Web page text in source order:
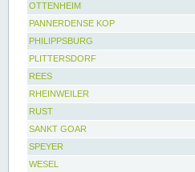
OTTENHEIM
PANNERDENSE KOP
PHILIPPSBURG
PLITTERSDORF
REES
RHEINWEILER
RUST
SANKT GOAR
SPEYER
WESEL